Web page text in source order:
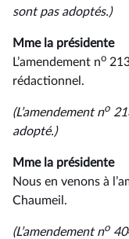
sont pas adoptés.)
Mme la présidente
L’amendement no
rédactionnel.
(L’amendement no
adopté.)
Mme la présidente
Nous en venons à
Chaumeil.
(L’amendement no